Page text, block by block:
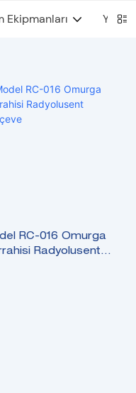
Ekipmanları YYBÜ
RC-016 Omurga
Radyolusent